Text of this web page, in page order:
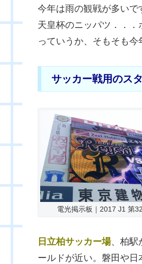
今年は雨の観戦が多いで
天皇杯のニッパツ．．．
っていうか、そもそも今
サッカー戦用のス
電光掲示板｜2017 J1 第
日立柏サッカー場、柏駅
ールドが近い。磐田や日